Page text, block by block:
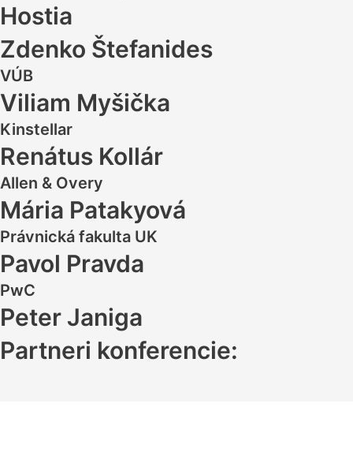
Hostia
Zdenko Štefanides
VÚB
Viliam Myšička
Kinstellar
Renátus Kollár
Allen & Overy
Mária Patakyová
Právnická fakulta UK
Pavol Pravda
PwC
Peter Janiga
Partneri konferencie: